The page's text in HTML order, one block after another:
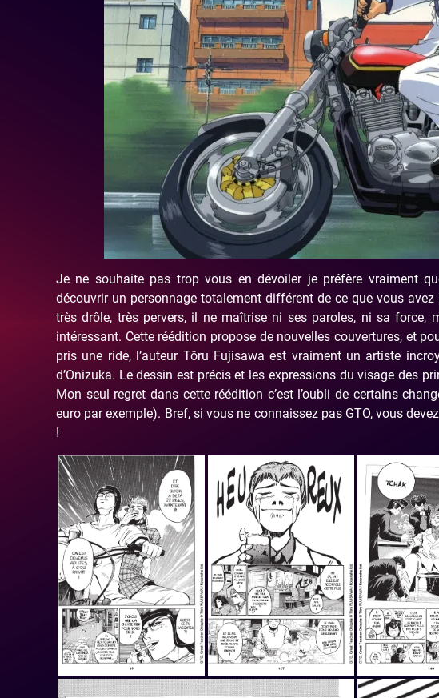
Je ne souhaite pas trop vous en dévoiler je préfère vraiment
découvrir un personnage totalement différent de ce que vous
très drôle, très pervers, il ne maîtrise ni ses paroles, ni sa force,
intéressant. Cette réédition propose de nouvelles couvertures, et
pris une ride, l’auteur Tôru Fujisawa est vraiment un artiste
d’Onizuka. Le dessin est précis et les expressions du visage des
Mon seul regret dans cette réédition c’est l’oubli de certains
euro par exemple). Bref, si vous ne connaissez pas GTO, vous
!